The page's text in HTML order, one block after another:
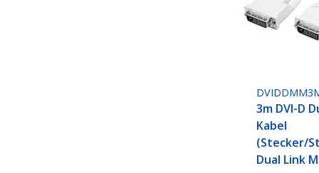
3m DVI-D
Kabel
(Stecker/
Dual Link